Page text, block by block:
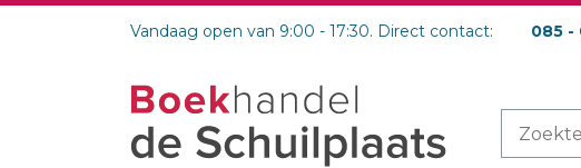
Vandaag open van 9:00 - 17:30. Direct contact: 085 -